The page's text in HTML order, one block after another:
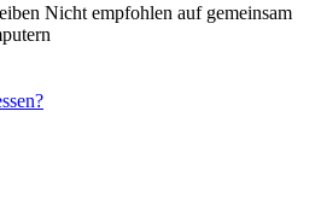
Nicht empfohlen auf gemeinsam